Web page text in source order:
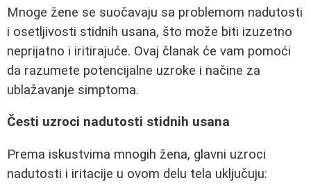
Mnoge žene se suočavaju sa problemom nadutosti
i osetljivosti stidnih usana, što može biti izuzetno
neprijatno i iritirajuće. Ovaj članak će vam pomoći
da razumete potencijalne uzroke i načine za
ublažavanje simptoma.
Česti uzroci nadutosti stidnih usana
Prema iskustvima mnogih žena, glavni uzroci
nadutosti i iritacije u ovom delu tela uključuju: